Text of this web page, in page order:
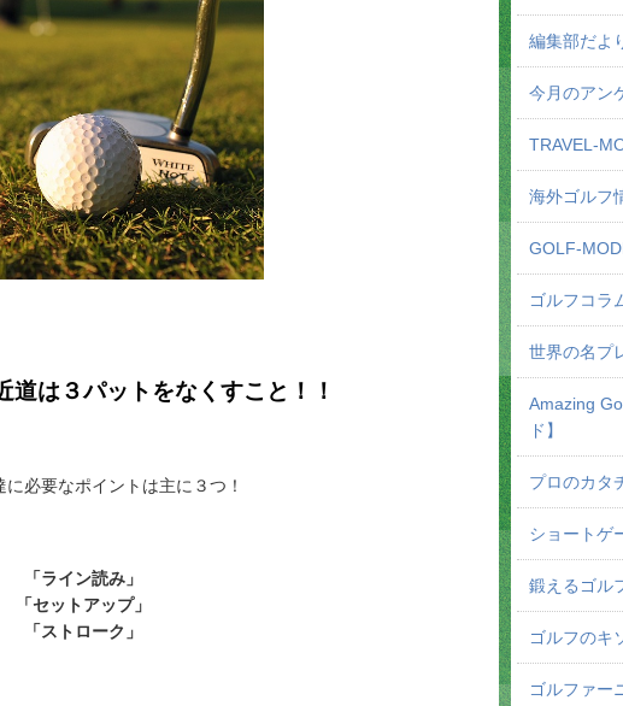
編集部だよ
今月のアン
TRAVEL-
海外ゴルフ
GOLF-
ゴルフコラ
世界の名プ
Amazing
ド】
プロのカタ
ショートゲ
鍛えるゴル
ゴルフのキ
ゴルファー
道は３パットをなくすこと！！
に必要なポイントは主に３つ！
「ライン読み」
「セットアップ」
「ストローク」